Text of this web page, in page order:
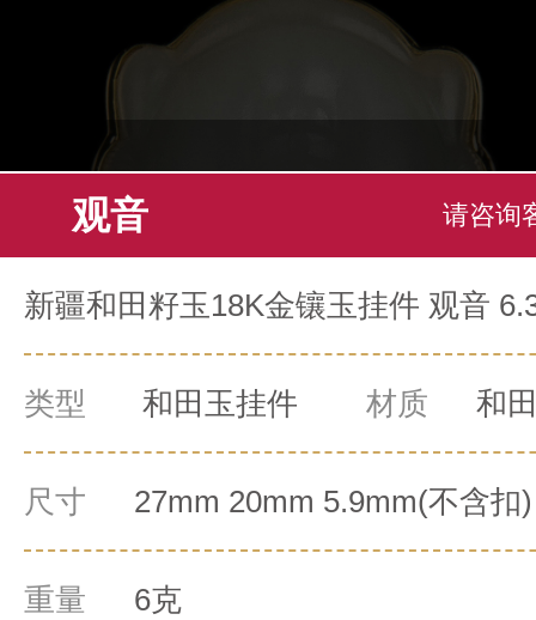
观音 请咨询
新疆和田籽玉18K金镶玉挂件 观音
类型 和田玉挂件 材质 和
尺寸 27mm 20mm 5.9mm(不含扣)
重量 6克